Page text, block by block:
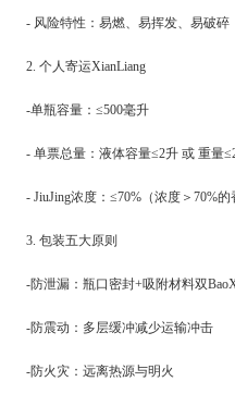
- 风险特性：易燃、易挥发、易破
2. 个人寄运XianLiang
-单瓶容量：≤500毫升
- 单票总量：液体容量≤2升 或 重量
- JiuJing浓度：≤70%（浓度＞70%
3. 包装五大原则
-防泄漏：瓶口密封+吸附材料双
-防震动：多层缓冲减少运输冲击
-防火灾：远离热源与明火